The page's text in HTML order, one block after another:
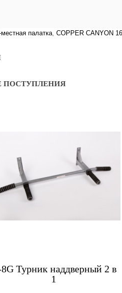
палатка COPPER CANYON
ПОСТУПЛЕНИЯ
Турник наддверный 2 в
1